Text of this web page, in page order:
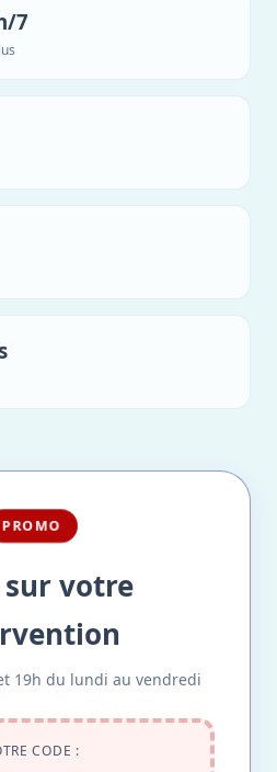
7
PROMO
sur votre
19h du lundi au vendredi
CODE :